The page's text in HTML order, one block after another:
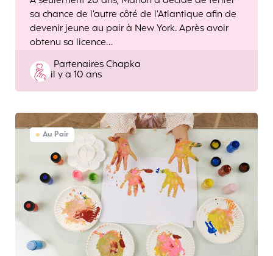
sa chance de l’autre côté de l’Atlantique afin de
devenir jeune au pair à New York. Après avoir
obtenu sa licence…
Posted
by
Partenaires Chapka
il y a 10 ans
Au Pair